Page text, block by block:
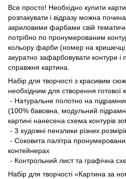
Все просто! Необхідно купити
розпакувати і відразу можна
акриловими фарбами свій
потрібно по пронумерованим
кольору фарби (номер на
акуратно зафарбовувати контури і
справжня картина.
Набір для творчості з красивим
необхідним для створення готової
- Натуральне полотно на
(100% бавовна, модульний
картині нанесена схема контурів
- 3 художні пензлики різних
- Соковита палітра
контейнерах
- Контрольний лист та графічна
Набір для творчості «Картина за